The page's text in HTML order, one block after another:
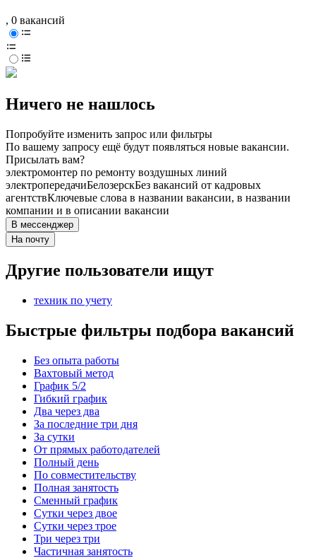
, 0 вакансий
Ничего не нашлось
Попробуйте изменить запрос или фильтры
По вашему запросу ещё будут появляться новые вакансии.
Присылать вам?
электромонтер по ремонту воздушных линий
электропередачиБелозерскБез вакансий от кадровых
агентствКлючевые слова в названии вакансии, в названии
компании и в описании вакансии
В мессенджер
На почту
Другие пользователи ищут
техник по учету
Быстрые фильтры подбора вакансий
Без опыта работы
Вахтовый метод
График 5/2
Гибкий график
Два через два
За последние три дня
За сутки
От прямых работодателей
Полный день
По совместительству
Полная занятость
Сменный график
Сутки через двое
Сутки через трое
Три через три
Частичная занятость